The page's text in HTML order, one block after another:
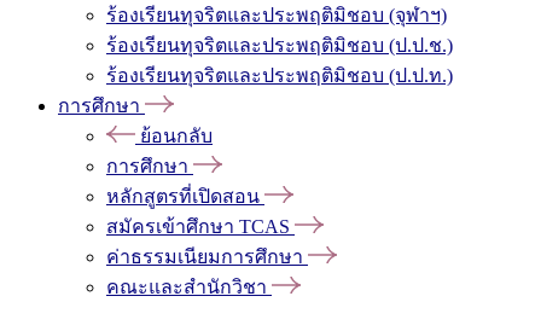
ร้องเรียนทุจริตและประพฤติมิชอบ (จุฬาฯ)
ร้องเรียนทุจริตและประพฤติมิชอบ (ป.ป.ช.)
ร้องเรียนทุจริตและประพฤติมิชอบ (ป.ป.ท.)
การศึกษา
ย้อนกลับ
การศึกษา
หลักสูตรที่เปิดสอน
สมัครเข้าศึกษา TCAS
ค่าธรรมเนียมการศึกษา
คณะและสำนักวิชา